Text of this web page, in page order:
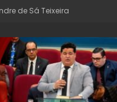
de Sá Teixeira